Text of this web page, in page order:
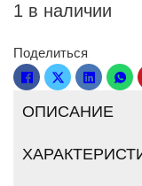
1 в наличии
Поделиться
ОПИСАНИЕ